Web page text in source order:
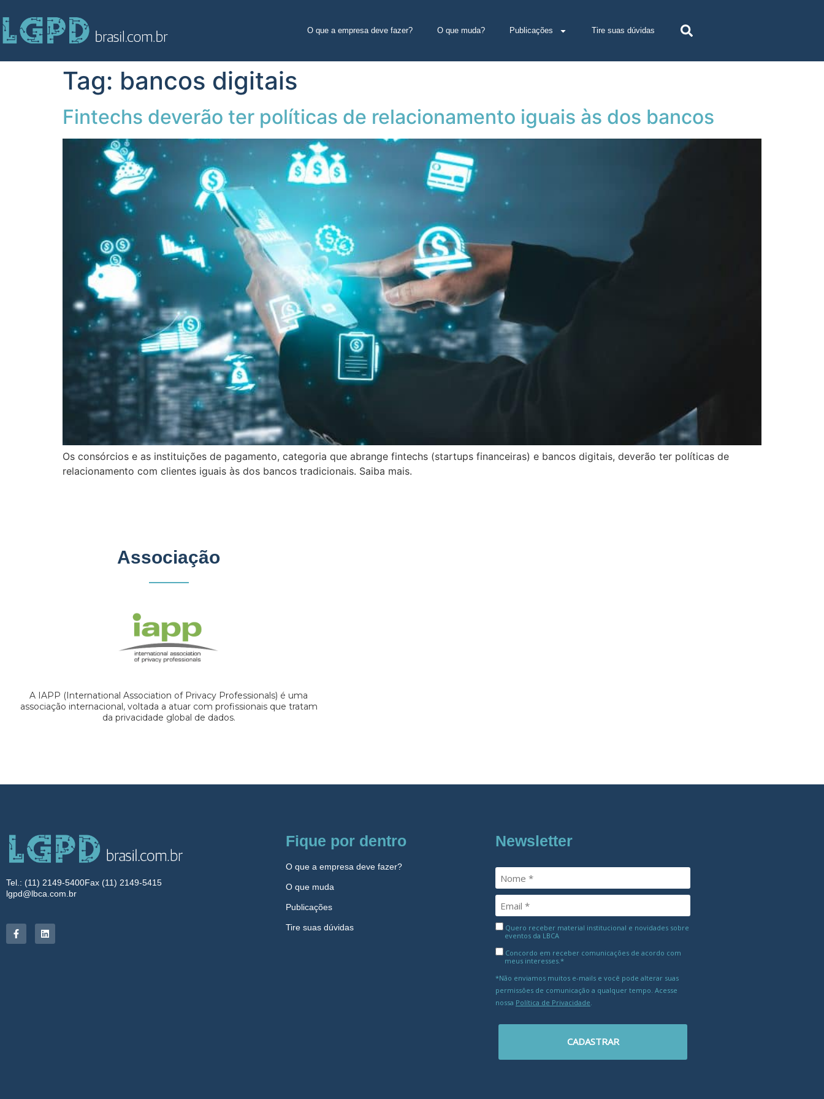
O que a empresa deve fazer? O que muda? Publicações Tire suas dúvidas
Tag: bancos digitais
Fintechs deverão ter políticas de relacionamento iguais às dos bancos
Os consórcios e as instituições de pagamento, categoria que abrange fintechs (startups financeiras) e bancos digitais, deverão ter políticas de
relacionamento com clientes iguais às dos bancos tradicionais. Saiba mais.
Associação
A IAPP (International Association of Privacy Professionals) é uma
associação internacional, voltada a atuar com profissionais que tratam
da privacidade global de dados.
Tel.: (11) 2149-5400Fax (11) 2149-5415
lgpd@lbca.com.br
Fique por dentro
O que a empresa deve fazer?
O que muda
Publicações
Tire suas dúvidas
Newsletter
Quero receber material institucional e novidades sobre
eventos da LBCA
Concordo em receber comunicações de acordo com
meus interesses.*
*Não enviamos muitos e-mails e você pode alterar suas
permissões de comunicação a qualquer tempo. Acesse
nossa Política de Privacidade
CADASTRAR